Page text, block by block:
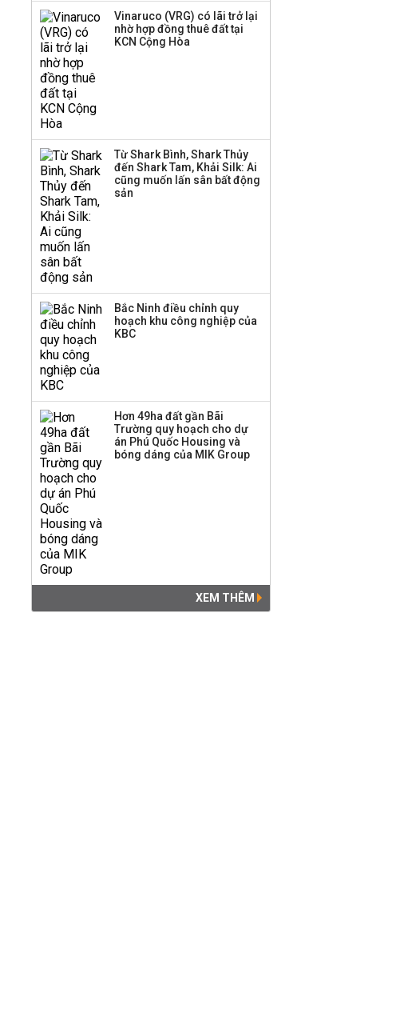
drone và trừng phạt
doanh nghiệp Mỹ
Sacombank phát hành
ba đợt trái phiếu thu về
Vinaruco (VRG) có lãi trở lại
nhờ hợp đồng thuê đất tại
KCN Cộng Hòa
Từ Shark Bình, Shark Thủy
đến Shark Tam, Khải Silk: Ai
cũng muốn lấn sân bất động
sản
Bắc Ninh điều chỉnh quy
hoạch khu công nghiệp của
KBC
Hơn 49ha đất gần Bãi
Trường quy hoạch cho dự
án Phú Quốc Housing và
bóng dáng của MIK Group
XEM THÊM